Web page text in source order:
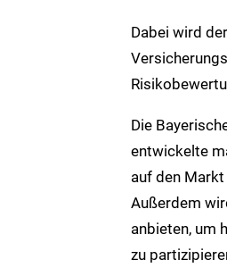
Dabei wird
Die
entwickelte
auf den
Außerdem
anbieten, um
zu